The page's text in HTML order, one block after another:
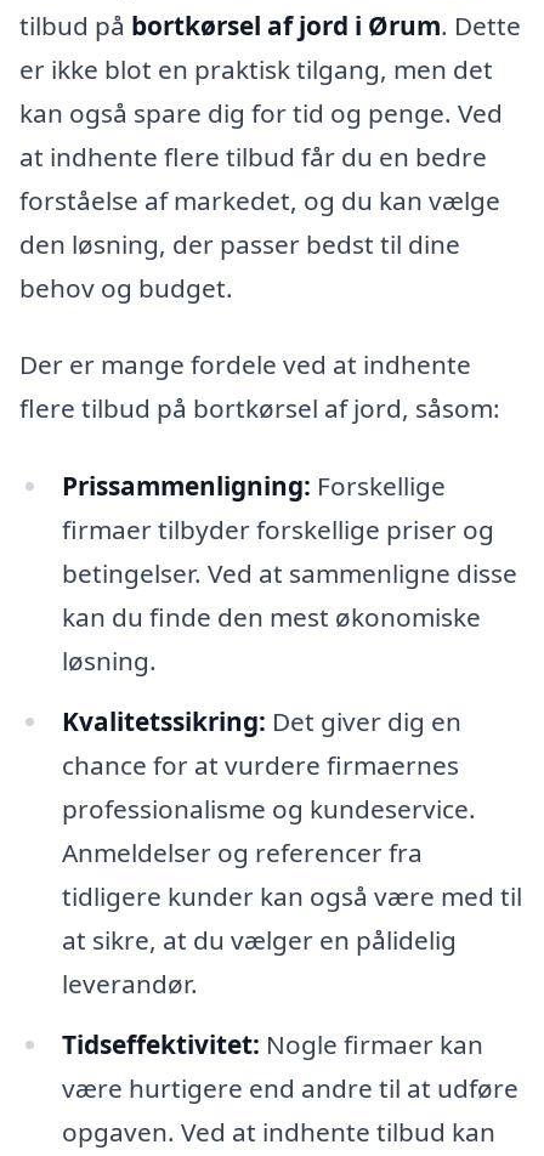
tilbud på bortkørsel af jord i Ørum. Dette
er ikke blot en praktisk tilgang, men det
kan også spare dig for tid og penge. Ved
at indhente flere tilbud får du en bedre
forståelse af markedet, og du kan vælge
den løsning, der passer bedst til dine
behov og budget.
Der er mange fordele ved at indhente
flere tilbud på bortkørsel af jord, såsom:
Prissammenligning: Forskellige
firmaer tilbyder forskellige priser og
betingelser. Ved at sammenligne disse
kan du finde den mest økonomiske
løsning.
Kvalitetssikring: Det giver dig en
chance for at vurdere firmaernes
professionalisme og kundeservice.
Anmeldelser og referencer fra
tidligere kunder kan også være med til
at sikre, at du vælger en pålidelig
leverandør.
Tidseffektivitet: Nogle firmaer kan
være hurtigere end andre til at udføre
opgaven. Ved at indhente tilbud kan